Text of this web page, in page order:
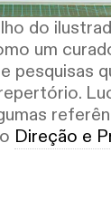
do
um
pesquisas
Direção e